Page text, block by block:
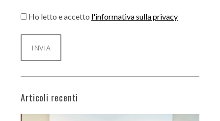
Ho letto e accetto l'informativa sulla privacy
Articoli recenti